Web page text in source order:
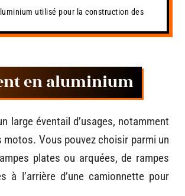
utilisé pour la construction des
en aluminium
large éventail d’usages, notamment
Vous pouvez choisir parmi un
plates ou arquées, de rampes
l’arrière d’une camionnette pour